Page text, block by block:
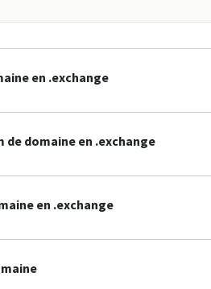
en .exchange
domaine en .exchange
en .exchange